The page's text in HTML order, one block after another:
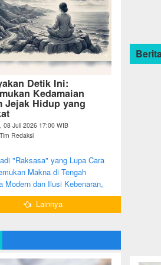
Detik Ini:
Kedamaian
Jejak Hidup yang
08 Juli 2026 17:00 WIB
Redaksi
cermin, dan menyadari
garis halus di wajah bukan
tanda penuaan, melainkan ...
"Raksasa" yang Lupa Cara
Makna di Tengah
yang Belum Selesai
Modern dan Ilusi Kebenaran,
Kesadaran dan terjebak Tipu
Lainnya